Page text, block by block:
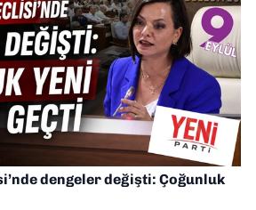
dengeler değişti: Çoğunluk